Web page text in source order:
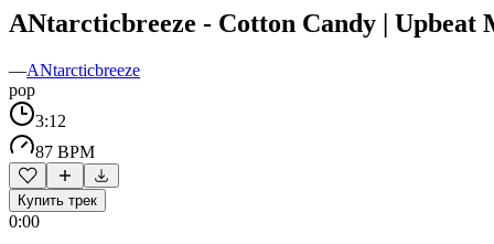
ANtarcticbreeze - Cotton Candy | Upbeat
—ANtarcticbreeze
pop
3:12
87 BPM
Купить трек
0:00